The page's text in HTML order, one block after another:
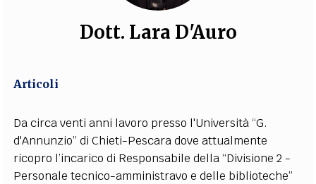
ALTRO
FILODIRITTO
EXTRA
CODICI RUBRICHE LIBRI PROCEEDINGS PUBBLICITÀ CONTATTI
Dott. Lara D'Auro
Articoli
Da circa venti anni lavoro presso l'Università “G.
d'Annunzio” di Chieti-Pescara dove attualmente
ricopro l’incarico di Responsabile della “Divisione 2 -
Personale tecnico-amministravo e delle biblioteche”